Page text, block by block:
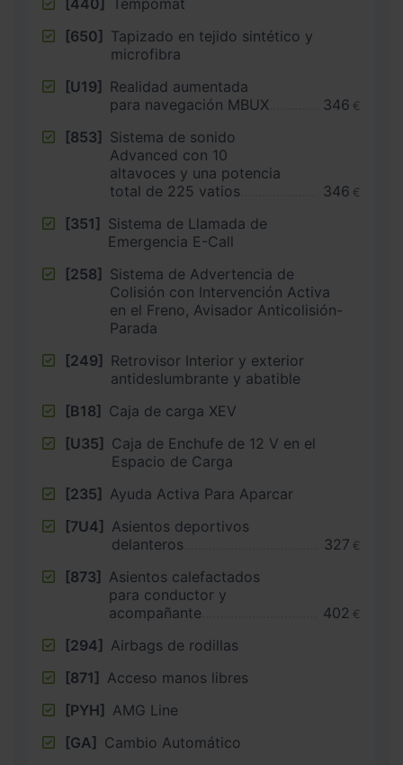
[440] Tempomat
[650] Tapizado en tejido sintético y
microfibra
[U19] Realidad aumentada
para navegación MBUX
346 €
[853] Sistema de sonido
Advanced con 10
altavoces y una potencia
total de 225 vatios
346 €
[351] Sistema de Llamada de
Emergencia E-Call
[258] Sistema de Advertencia de
Colisión con Intervención Activa
en el Freno, Avisador Anticolisión-
Parada
[249] Retrovisor Interior y exterior
antideslumbrante y abatible
[B18] Caja de carga XEV
[U35] Caja de Enchufe de 12 V en el
Espacio de Carga
[235] Ayuda Activa Para Aparcar
[7U4] Asientos deportivos
delanteros
327 €
[873] Asientos calefactados
para conductor y
acompañante
402 €
[294] Airbags de rodillas
[871] Acceso manos libres
[PYH] AMG Line
[GA] Cambio Automático